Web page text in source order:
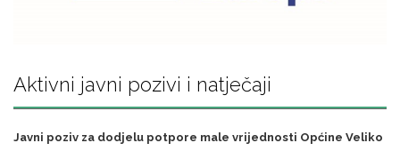
Aktivni javni pozivi i natječaji
Javni poziv za dodjelu potpore male vrijednosti Općine Veliko